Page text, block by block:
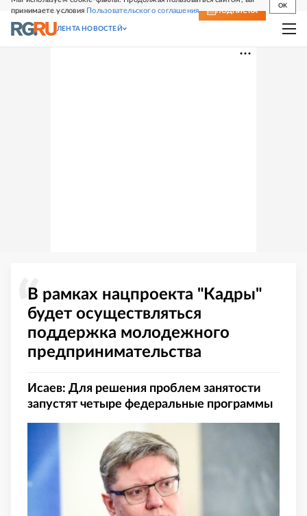
принимаете условия Пользовательского соглашения
OK
СВЕЖИЙ НОМЕР ПОДПИСКА
ЛЕНТА НОВОСТЕЙ
В рамках нацпроекта "Кадры"
будет осуществляться
поддержка молодежного
предпринимательства
Исаев: Для решения проблем занятости
запустят четыре федеральные программы